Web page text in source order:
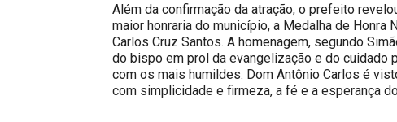
Além da confirmação da atração, o prefeito
maior honraria do município, a Medalha de
Carlos Cruz Santos. A homenagem, segundo
do bispo em prol da evangelização e do cuidado
com os mais humildes. Dom Antônio Carlos é
com simplicidade e firmeza, a fé e a esperança